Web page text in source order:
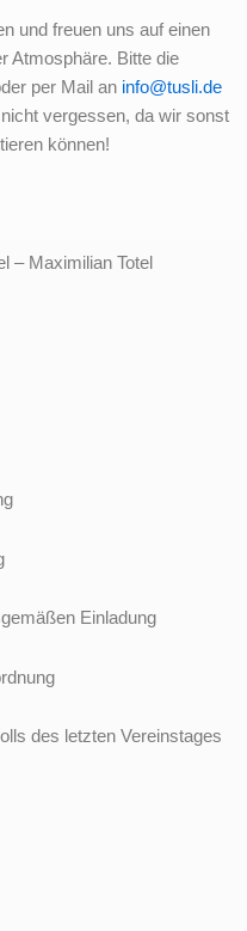
und freuen uns auf einen
Atmosphäre. Bitte die
per Mail an info@tusli.de
vergessen, da wir sonst
können!
– Maximilian Totel
Einladung
des letzten Vereinstages